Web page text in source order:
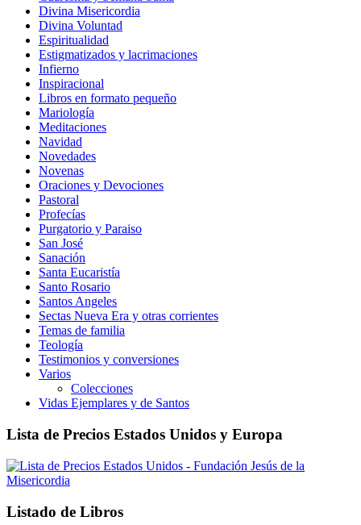
Divina Misericordia
Divina Voluntad
Espiritualidad
Estigmatizados y lacrimaciones
Infierno
Inspiracional
Libros en formato pequeño
Mariología
Meditaciones
Navidad
Novedades
Novenas
Oraciones y Devociones
Pastoral
Profecías
Purgatorio y Paraiso
San José
Sanación
Santa Eucaristía
Santo Rosario
Santos Angeles
Sectas Nueva Era y otras corrientes
Temas de familia
Teología
Testimonios y conversiones
Varios
Colecciones
Vidas Ejemplares y de Santos
Lista de Precios Estados Unidos y Europa
Listado de Libros